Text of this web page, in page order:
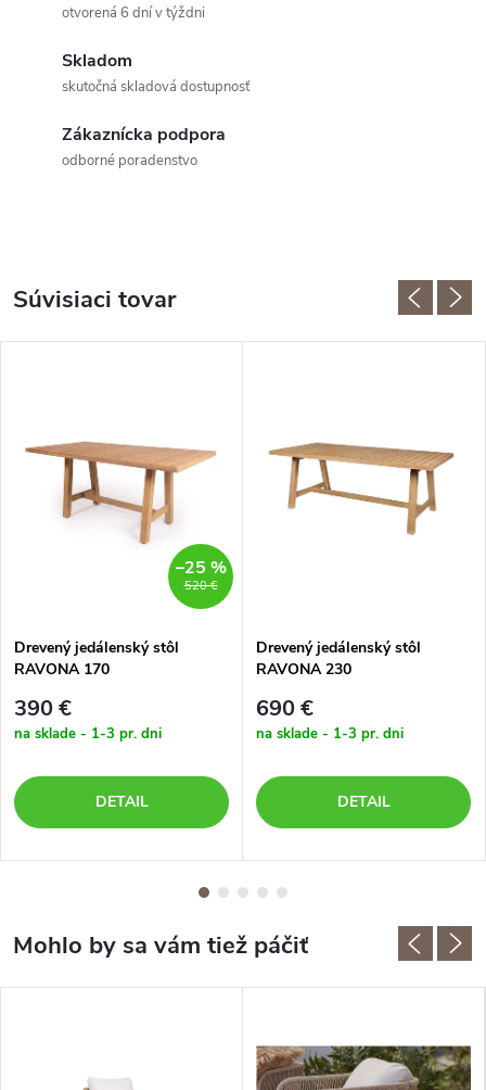
otvorená 6 dní v týždni
Skladom
skutočná skladová dostupnosť
Zákaznícka podpora
odborné poradenstvo
Súvisiaci tovar
520 €
–25 %
Drevený jedálenský stôl
RAVONA 170
390 €
na sklade - 1-3 pr. dni
DETAIL
Drevený jedálenský stôl
RAVONA 230
690 €
na sklade - 1-3 pr. dni
DETAIL